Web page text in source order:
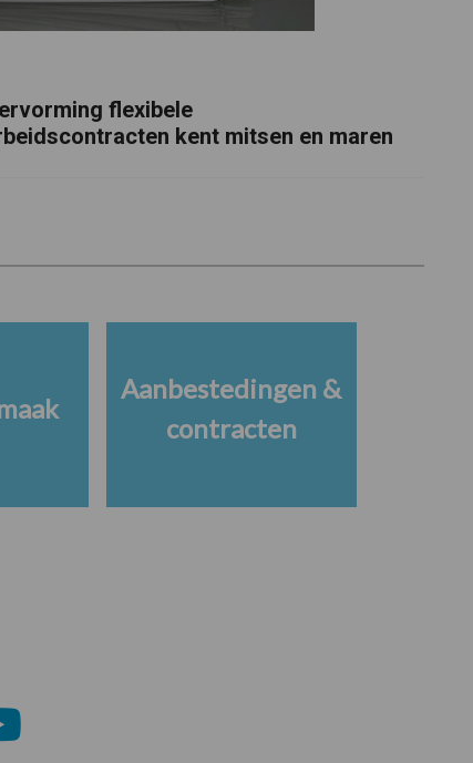
flexibele
kent mitsen en maren
Aanbestedingen &
contracten